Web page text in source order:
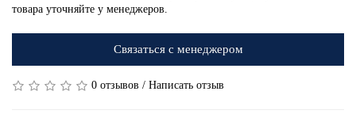
товара уточняйте у менеджеров.
Связаться с менеджером
0 отзывов / Написать отзыв